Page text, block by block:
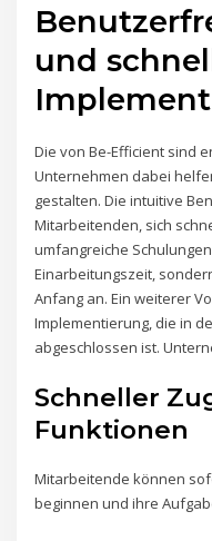
und
Die von Be-Efficient sind
Unternehmen dabei
gestalten. Die intuitive
Mitarbeitenden, sich
umfangreiche
Einarbeitungszeit,
Anfang an. Ein weiterer
Implementierung, die in
abgeschlossen ist.
Schneller
Funktionen
Mitarbeitende können
beginnen und ihre